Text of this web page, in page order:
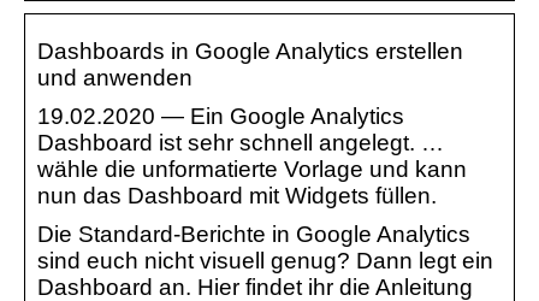
Dashboards in Google Analytics erstellen
und anwenden
19.02.2020 — Ein Google Analytics
Dashboard ist sehr schnell angelegt. …
wähle die unformatierte Vorlage und kann
nun das Dashboard mit Widgets füllen.
Die Standard-Berichte in Google Analytics
sind euch nicht visuell genug? Dann legt ein
Dashboard an. Hier findet ihr die Anleitung